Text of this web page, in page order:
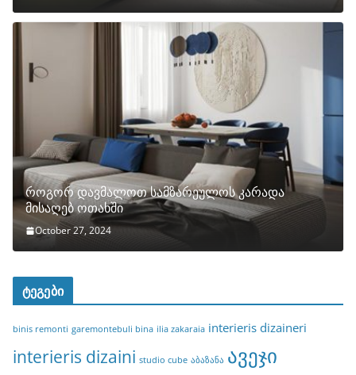
როგორ დავმალოთ სამზარეულოს კარადა
მისაღებ ოთახში
October 27, 2024
ტეგები
binis remonti garemontebuli bina ilia zakaraia interieris dizaineri
interieris dizaini studio cube აბაზანა ავეჯი